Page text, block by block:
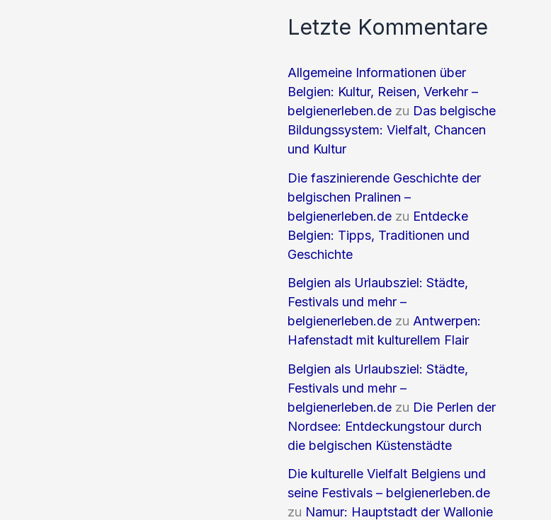
Letzte Kommentare
Allgemeine Informationen über
Belgien: Kultur, Reisen, Verkehr –
belgienerleben.de zu Das belgische
Bildungssystem: Vielfalt, Chancen
und Kultur
Die faszinierende Geschichte der
belgischen Pralinen –
belgienerleben.de zu Entdecke
Belgien: Tipps, Traditionen und
Geschichte
Belgien als Urlaubsziel: Städte,
Festivals und mehr –
belgienerleben.de zu Antwerpen:
Hafenstadt mit kulturellem Flair
Belgien als Urlaubsziel: Städte,
Festivals und mehr –
belgienerleben.de zu Die Perlen der
Nordsee: Entdeckungstour durch
die belgischen Küstenstädte
Die kulturelle Vielfalt Belgiens und
seine Festivals – belgienerleben.de
zu Namur: Hauptstadt der Wallonie